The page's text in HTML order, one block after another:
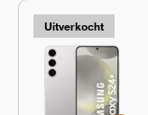
Uitverkocht